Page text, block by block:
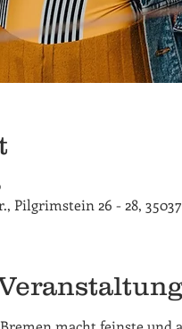
Pilgrimstein 26 - 28,